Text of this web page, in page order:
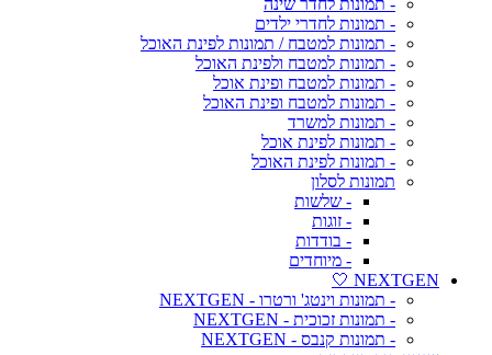
- תמונות לחדר שינה
- תמונות לחדרי ילדים
- תמונות למטבח / תמונות לפינת האוכל
- תמונות למטבח ולפינת האוכל
- תמונות למטבח ופינת אוכל
- תמונות למטבח ופינת האוכל
- תמונות למשרד
- תמונות לפינת אוכל
- תמונות לפינת האוכל
תמונות לסלון
- שלשות
- זוגות
- בודדות
- מיוחדים
NEXTGEN 🤍
- תמונות וינטג' ורטרו - NEXTGEN
- תמונות זכוכית - NEXTGEN
- תמונות קנבס - NEXTGEN